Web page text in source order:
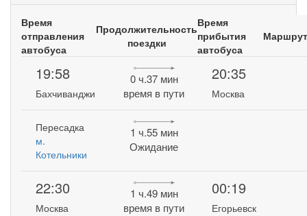
Время
отправления
автобуса
Продолжительность
поездки
Время
прибытия
автобуса
Маршрут
19:58
Бахчиванджи
0 ч.37 мин
время в пути
20:35
Москва
Пересадка
м.
Котельники
1 ч.55 мин
Ожидание
22:30
Москва
1 ч.49 мин
время в пути
00:19
Егорьевск